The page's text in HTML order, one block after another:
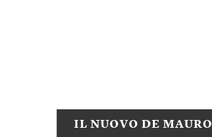
IL NUOVO DE MAURO